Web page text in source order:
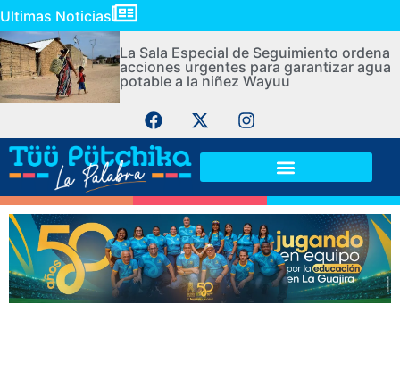
Ultimas Noticias
La Sala Especial de Seguimiento ordena
acciones urgentes para garantizar agua
potable a la niñez Wayuu